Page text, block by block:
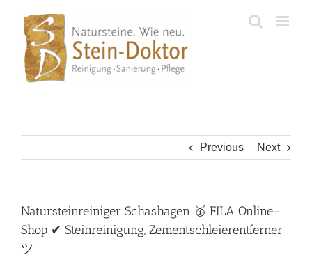
content
Previous Next
Natursteinreiniger Schashagen 🥇 FILA Online-
Shop ✔ Steinreinigung, Zementschleierentferner
ツ